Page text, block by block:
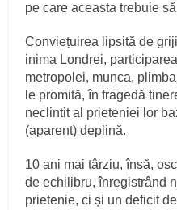
pe care aceasta trebuie
Conviețuirea lipsită de
inima Londrei,
metropolei, munca,
le promită, în fragedă
neclintit al prieteniei lor
(aparent) deplină.
10 ani mai târziu, însă,
de echilibru, înregistrând
prietenie, ci și un deficit